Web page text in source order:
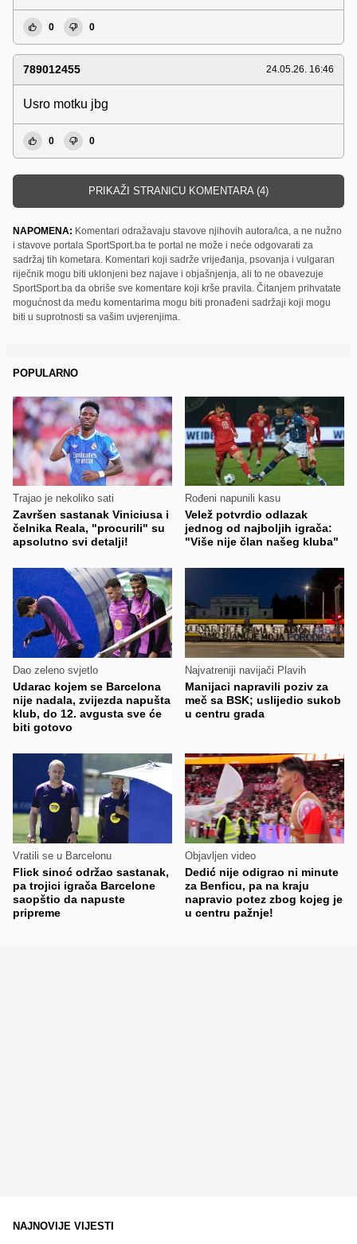
0 0
789012455 24.05.26. 16:46
Usro motku jbg
0 0
PRIKAŽI STRANICU KOMENTARA (4)
NAPOMENA: Komentari odražavaju stavove njihovih autora/ica, a ne nužno
i stavove portala SportSport.ba te portal ne može i neće odgovarati za
sadržaj tih kometara. Komentari koji sadrže vrijeđanja, psovanja i vulgaran
riječnik mogu biti uklonjeni bez najave i objašnjenja, ali to ne obavezuje
SportSport.ba da obriše sve komentare koji krše pravila. Čitanjem prihvatate
mogućnost da među komentarima mogu biti pronađeni sadržaji koji mogu
biti u suprotnosti sa vašim uvjerenjima.
POPULARNO
Trajao je nekoliko sati
Završen sastanak Viniciusa i
čelnika Reala, "procurili" su
apsolutno svi detalji!
Rođeni napunili kasu
Velež potvrdio odlazak
jednog od najboljih igrača:
"Više nije član našeg kluba"
Dao zeleno svjetlo
Udarac kojem se Barcelona
nije nadala, zvijezda napušta
klub, do 12. avgusta sve će
biti gotovo
Najvatreniji navijači Plavih
Manijaci napravili poziv za
meč sa BSK; uslijedio sukob
u centru grada
Vratili se u Barcelonu
Flick sinoć održao sastanak,
pa trojici igrača Barcelone
saopštio da napuste
pripreme
Objavljen video
Dedić nije odigrao ni minute
za Benficu, pa na kraju
napravio potez zbog kojeg je
u centru pažnje!
NAJNOVIJE VIJESTI